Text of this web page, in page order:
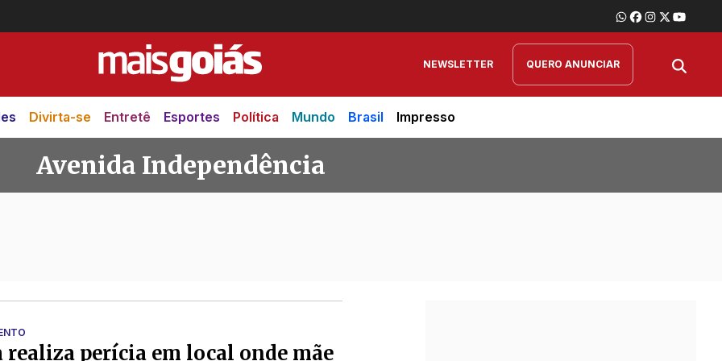
NEWSLETTER QUERO ANUNCIAR
Divirta-se Entretê Esportes Política Mundo Brasil Impresso
Avenida Independência
realiza perícia em local onde mãe